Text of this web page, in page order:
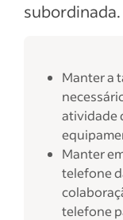
subordinada.
Manter a
atividade
Manter
telefone
telefone